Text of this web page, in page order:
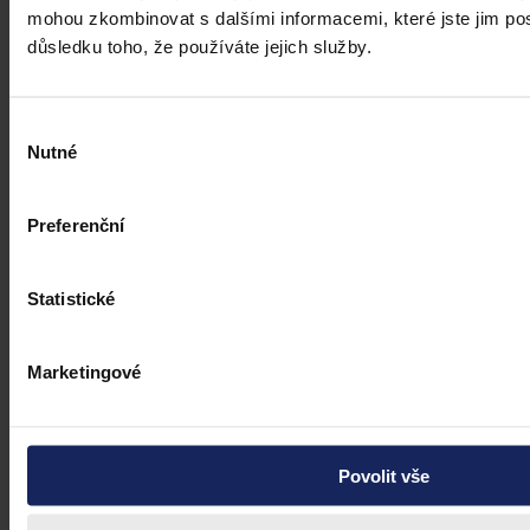
mohou zkombinovat s dalšími informacemi, které jste jim
důsledku toho, že používáte jejich služby.
souhlasu
Nutné
Preferenční
Statistické
Marketingové
Povolit vše
Články
Kdy je možné sáhnout po jinak